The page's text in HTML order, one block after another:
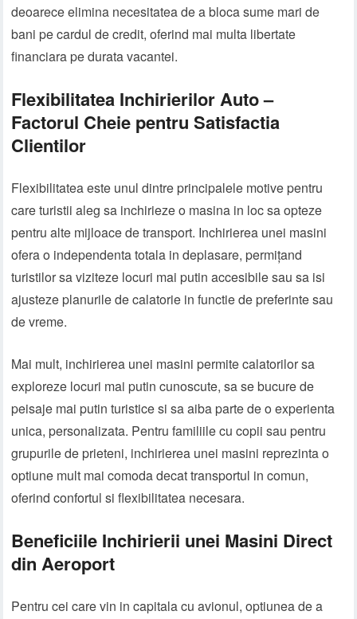
deoarece elimina necesitatea de a bloca sume mari de
bani pe cardul de credit, oferind mai multa libertate
financiara pe durata vacantei.
Flexibilitatea Inchirierilor Auto –
Factorul Cheie pentru Satisfactia
Clientilor
Flexibilitatea este unul dintre principalele motive pentru
care turistii aleg sa inchirieze o masina in loc sa opteze
pentru alte mijloace de transport. Inchirierea unei masini
ofera o independenta totala in deplasare, permițand
turistilor sa viziteze locuri mai putin accesibile sau sa isi
ajusteze planurile de calatorie in functie de preferinte sau
de vreme.
Mai mult, inchirierea unei masini permite calatorilor sa
exploreze locuri mai putin cunoscute, sa se bucure de
peisaje mai putin turistice si sa aiba parte de o experienta
unica, personalizata. Pentru familiile cu copii sau pentru
grupurile de prieteni, inchirierea unei masini reprezinta o
optiune mult mai comoda decat transportul in comun,
oferind confortul si flexibilitatea necesara.
Beneficiile Inchirierii unei Masini Direct
din Aeroport
Pentru cei care vin in capitala cu avionul, optiunea de a